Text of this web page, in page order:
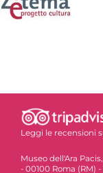
Leggi le recensioni
Museo dell'Ara
- 00100 Roma (RM)